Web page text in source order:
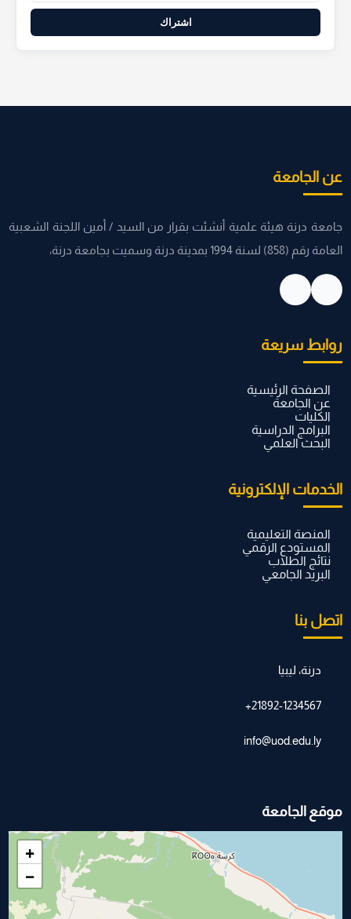
اشتراك
عن الجامعة
جامعة درنة هيئة علمية أنشئت بقرار من السيد / أمين اللجنة الشعبية
العامة رقم (858) لسنة 1994 بمدينة درنة وسميت بجامعة درنة،
روابط سريعة
الصفحة الرئيسية
عن الجامعة
الكليات
البرامج الدراسية
البحث العلمي
الخدمات الإلكترونية
المنصة التعليمية
المستودع الرقمي
نتائج الطلاب
البريد الجامعي
اتصل بنا
درنة، ليبيا
21892-1234567+
info@uod.edu.ly
موقع الجامعة
+
−